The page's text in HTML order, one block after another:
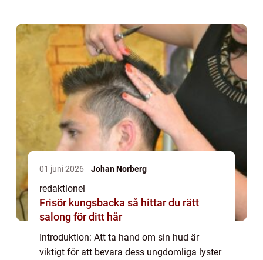
01 juni 2026 Johan Norberg
redaktionel
Frisör kungsbacka så hittar du rätt
salong för ditt hår
Introduktion: Att ta hand om sin hud är
viktigt för att bevara dess ungdomliga lyster